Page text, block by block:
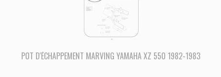
POT D'ÉCHAPPEMENT MARVING YAMAHA XZ 550 1982-1983